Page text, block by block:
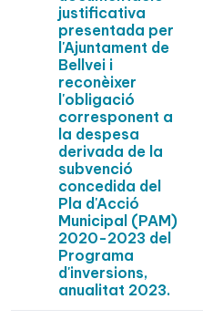
justificativa
presentada per
l'Ajuntament de
Bellvei i
reconèixer
l'obligació
corresponent a
la despesa
derivada de la
subvenció
concedida del
Pla d'Acció
Municipal (PAM)
2020-2023 del
Programa
d'inversions,
anualitat 2023.